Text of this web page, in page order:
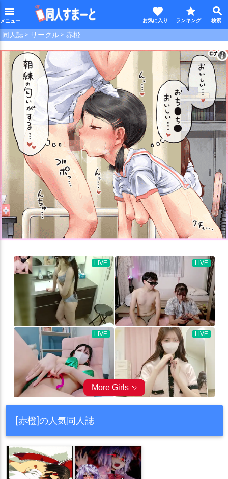
menu search
star
favorite
同人誌 サークル 赤橙
[赤橙]の人気同人誌